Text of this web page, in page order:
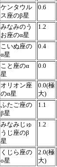
ケンタウル
ス座のβ星
0.6
みなみのう
お座のα星
1.2
こいぬ座の
α星
0.4
こと座のα
星
0.0
オリオン座
のα星
0.0(極
大)
ふたご座の
β星
1.1
みなみじゅ
うじ座のβ
星
1.2
くじら座の
o星
2.0(極
大)